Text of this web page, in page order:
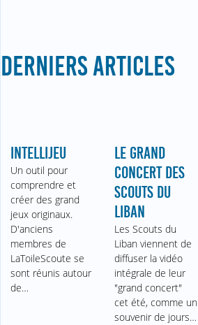
DERNIERS ARTICLES
INTELLIJEU
Un outil pour
comprendre et
créer des grand
jeux originaux.
D'anciens
membres de
LaToileScoute se
sont réunis autour
de…
LE GRAND
CONCERT DES
SCOUTS DU
LIBAN
Les Scouts du
Liban viennent de
diffuser la vidéo
intégrale de leur
"grand concert"
cet été, comme un
souvenir de jours…